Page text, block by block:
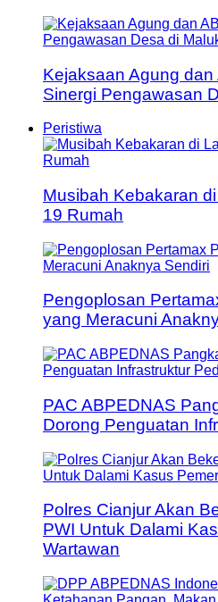
Kejaksaan Agung
Sinergi Pengawasan
Peristiwa
Musibah Kebakaran
19 Rumah
Pengoplosan
yang Meracuni
PAC ABPEDNAS
Dorong Penguatan
Polres Cianjur Akan
PWI Untuk Dalami
Wartawan